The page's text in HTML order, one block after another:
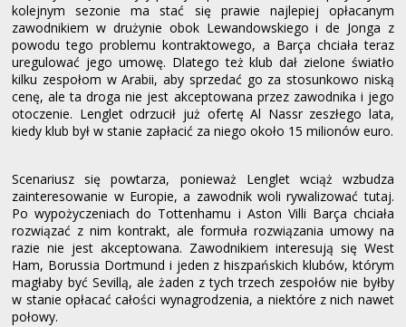
kolejnym sezonie ma stać się prawie najlepiej opłacanym
zawodnikiem w drużynie obok Lewandowskiego i de Jonga z
powodu tego problemu kontraktowego, a Barça chciała teraz
uregulować jego umowę. Dlatego też klub dał zielone światło
kilku zespołom w Arabii, aby sprzedać go za stosunkowo niską
cenę, ale ta droga nie jest akceptowana przez zawodnika i jego
otoczenie. Lenglet odrzucił już ofertę Al Nassr zeszłego lata,
kiedy klub był w stanie zapłacić za niego około 15 milionów euro.
Scenariusz się powtarza, ponieważ Lenglet wciąż wzbudza
zainteresowanie w Europie, a zawodnik woli rywalizować tutaj.
Po wypożyczeniach do Tottenhamu i Aston Villi Barça chciała
rozwiązać z nim kontrakt, ale formuła rozwiązania umowy na
razie nie jest akceptowana. Zawodnikiem interesują się West
Ham, Borussia Dortmund i jeden z hiszpańskich klubów, którym
magłaby być Sevillą, ale żaden z tych trzech zespołów nie byłby
w stanie opłacać całości wynagrodzenia, a niektóre z nich nawet
połowy.